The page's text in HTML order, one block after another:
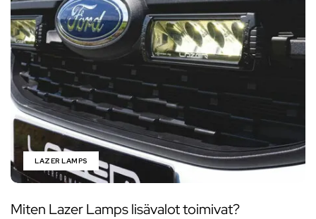
LAZER LAMPS
Miten Lazer Lamps lisävalot toimivat?